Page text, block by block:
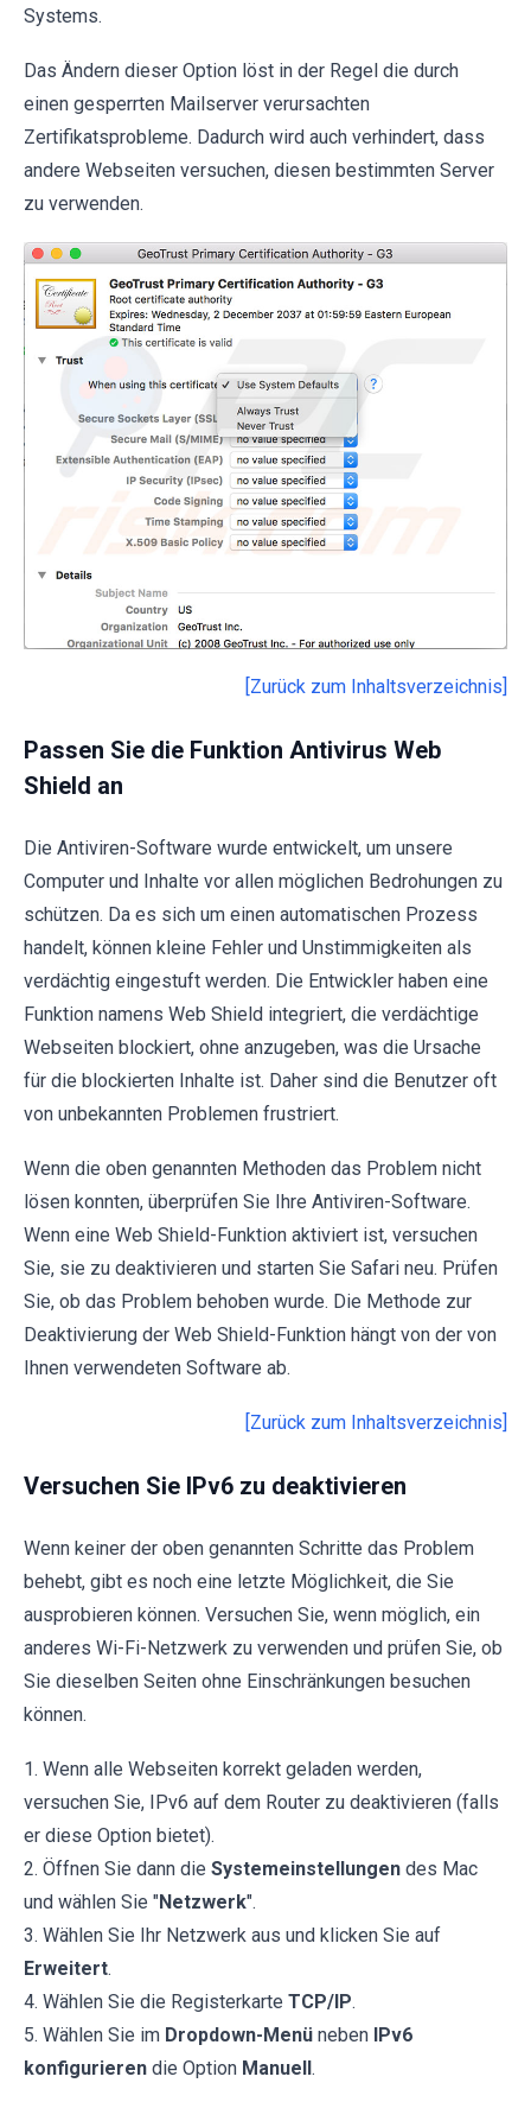
Systems.
Das Ändern dieser Option löst in der Regel die durch
einen gesperrten Mailserver verursachten
Zertifikatsprobleme. Dadurch wird auch verhindert, dass
andere Webseiten versuchen, diesen bestimmten Server
zu verwenden.
[Zurück zum Inhaltsverzeichnis]
Passen Sie die Funktion Antivirus Web
Shield an
Die Antiviren-Software wurde entwickelt, um unsere
Computer und Inhalte vor allen möglichen Bedrohungen zu
schützen. Da es sich um einen automatischen Prozess
handelt, können kleine Fehler und Unstimmigkeiten als
verdächtig eingestuft werden. Die Entwickler haben eine
Funktion namens Web Shield integriert, die verdächtige
Webseiten blockiert, ohne anzugeben, was die Ursache
für die blockierten Inhalte ist. Daher sind die Benutzer oft
von unbekannten Problemen frustriert.
Wenn die oben genannten Methoden das Problem nicht
lösen konnten, überprüfen Sie Ihre Antiviren-Software.
Wenn eine Web Shield-Funktion aktiviert ist, versuchen
Sie, sie zu deaktivieren und starten Sie Safari neu. Prüfen
Sie, ob das Problem behoben wurde. Die Methode zur
Deaktivierung der Web Shield-Funktion hängt von der von
Ihnen verwendeten Software ab.
[Zurück zum Inhaltsverzeichnis]
Versuchen Sie IPv6 zu deaktivieren
Wenn keiner der oben genannten Schritte das Problem
behebt, gibt es noch eine letzte Möglichkeit, die Sie
ausprobieren können. Versuchen Sie, wenn möglich, ein
anderes Wi-Fi-Netzwerk zu verwenden und prüfen Sie, ob
Sie dieselben Seiten ohne Einschränkungen besuchen
können.
1. Wenn alle Webseiten korrekt geladen werden,
versuchen Sie, IPv6 auf dem Router zu deaktivieren (falls
er diese Option bietet).
2. Öffnen Sie dann die Systemeinstellungen des Mac
und wählen Sie "Netzwerk".
3. Wählen Sie Ihr Netzwerk aus und klicken Sie auf
Erweitert.
4. Wählen Sie die Registerkarte TCP/IP.
5. Wählen Sie im Dropdown-Menü neben IPv6
konfigurieren die Option Manuell .